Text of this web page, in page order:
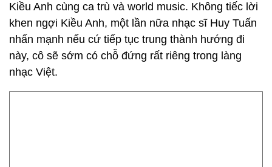
Kiều Anh cùng ca trù và world music. Không tiếc lời
khen ngợi Kiều Anh, một lần nữa nhạc sĩ Huy Tuấn
nhấn mạnh nếu cứ tiếp tục trung thành hướng đi
này, cô sẽ sớm có chỗ đứng rất riêng trong làng
nhạc Việt.